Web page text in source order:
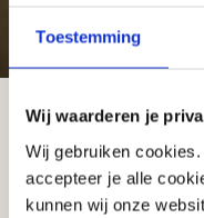
Toestemming
Wij waarderen je
Wij gebruiken cookies.
accepteer je alle
kunnen wij onze
Weet jij
Vroeger bestonden
gouddraden erin.